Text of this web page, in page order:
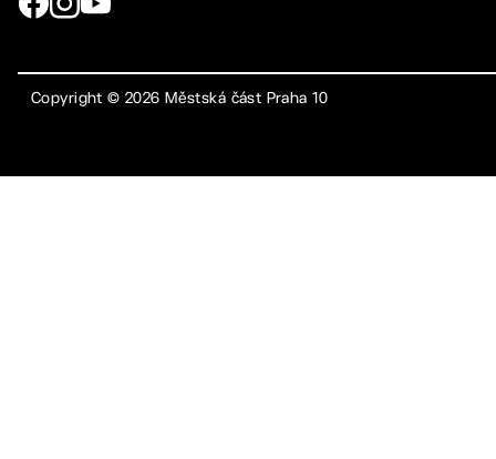
Copyright ©2026 Městská část Praha 10